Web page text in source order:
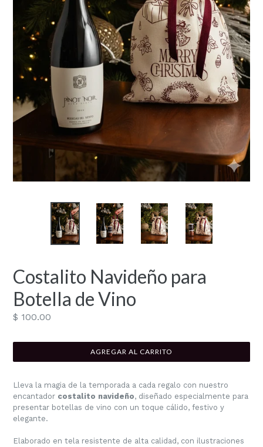
Costalito Navideño para
Botella de Vino
Precio
$ 100.00
AGREGAR AL CARRITO
Lleva la magia de la temporada a cada regalo con nuestro
encantador costalito navideño, diseñado especialmente para
presentar botellas de vino con un toque cálido, festivo y
elegante.
Elaborado en tela resistente de alta calidad, con ilustraciones